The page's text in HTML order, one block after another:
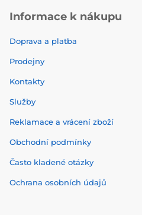
Informace k nákupu
Doprava a platba
Prodejny
Kontakty
Služby
Reklamace a vrácení zboží
Obchodní podmínky
Často kladené otázky
Ochrana osobních údajů